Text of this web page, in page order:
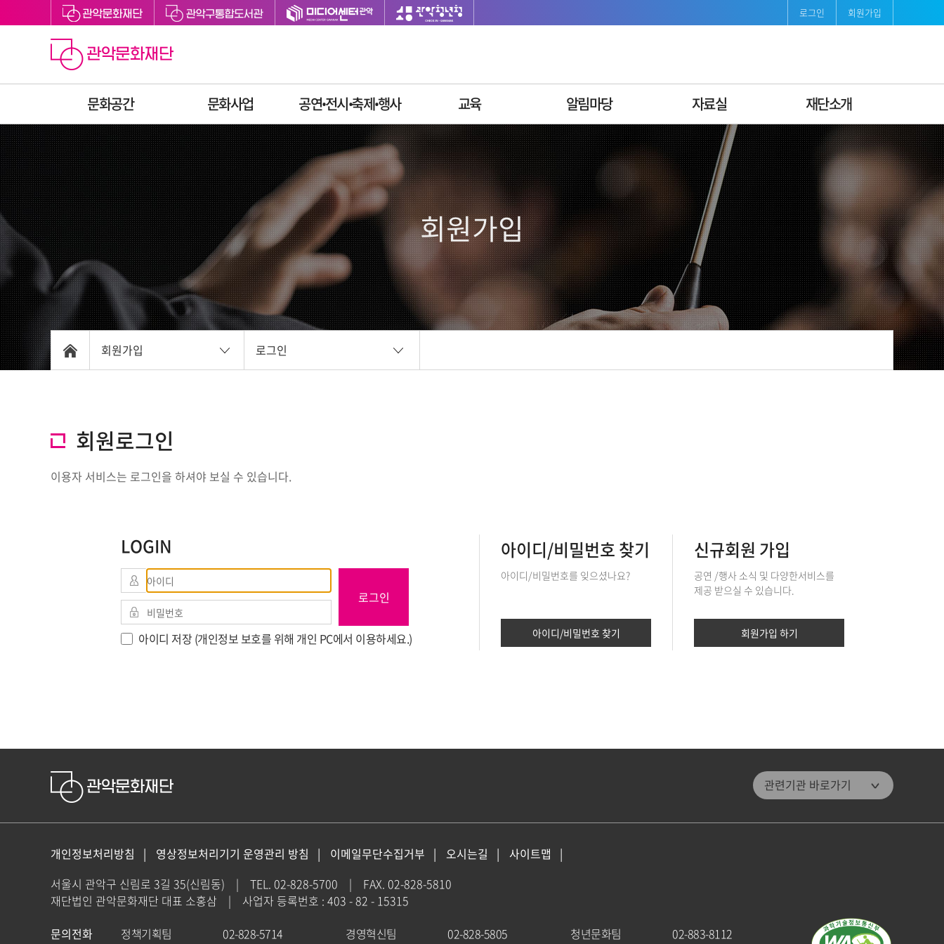
로그인 회원가입
문화공간
관악아트홀
관악구립도서관
관악어린이라운지
싱글벙글교육센터
미디어센터관악
관천로 문화플랫폼
S1472
관악청년청
공간대관
문화사업
예술지원
축제
문화향유
예술교육
문화복지
청년문화
후원
공연ꞏ전시ꞏ축제ꞏ행사
이달의 일정
공연안내
전시안내
축제안내
행사안내
교육
싱글벙글교육센터
알림마당
재단소식
사업공고
입찰공고
채용정보
질문과답변
자주묻는질문
자료실
보도자료
발간자료
서식자료
재단소개
재단소개
인사말
연혁
조직도ꞏ팀별안내
비전·미션 & CI
경영공시
지속가능경영
오시는길
회원가입
회원가입 로그인
회원로그인
이용자 서비스는 로그인을 하셔야 보실 수 있습니다.
LOGIN
아이디 저장 (개인정보 보호를 위해 개인 PC에서 이용하세요.)
로그인
아이디/비밀번호 찾기
아이디/비밀번호를 잊으셨나요?
아이디/비밀번호 찾기
신규회원 가입
공연 /행사 소식 및 다양한서비스를
제공 받으실 수 있습니다.
회원가입 하기
관련기관 바로가기
관악문화재단
관악구통합도서관
미디어센터관악
개인정보처리방침 영상정보처리기기 운영관리 방침 이메일무단수집거부 오시는길
사이트맵
서울시 관악구 신림로 3길 35(신림동)
| TEL. 02-828-5700 |
FAX. 02-828-5810
재단법인 관악문화재단 대표 소홍삼
|
사업자 등록번호 : 403 - 82 - 15315
문의전화
정책기획팀 02-828-5714 경영혁신팀 02-828-5805 청년문화팀
02-883-8112